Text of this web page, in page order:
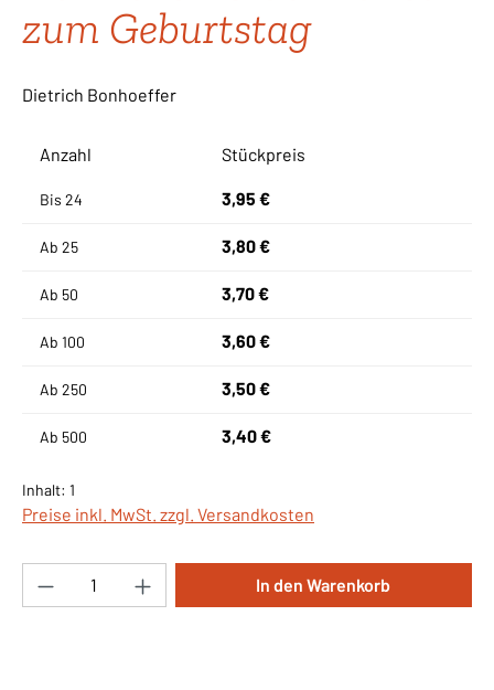
zum Geburtstag
Dietrich Bonhoeffer
Anzahl Stückpreis
Bis 24 3,95 €
Ab 25 3,80 €
Ab 50 3,70 €
Ab 100 3,60 €
Ab 250 3,50 €
Ab 500 3,40 €
Inhalt: 1
Preise inkl. MwSt. zzgl. Versandkosten
Produkt Anzahl: Gib den gewünschten
In den Warenkorb